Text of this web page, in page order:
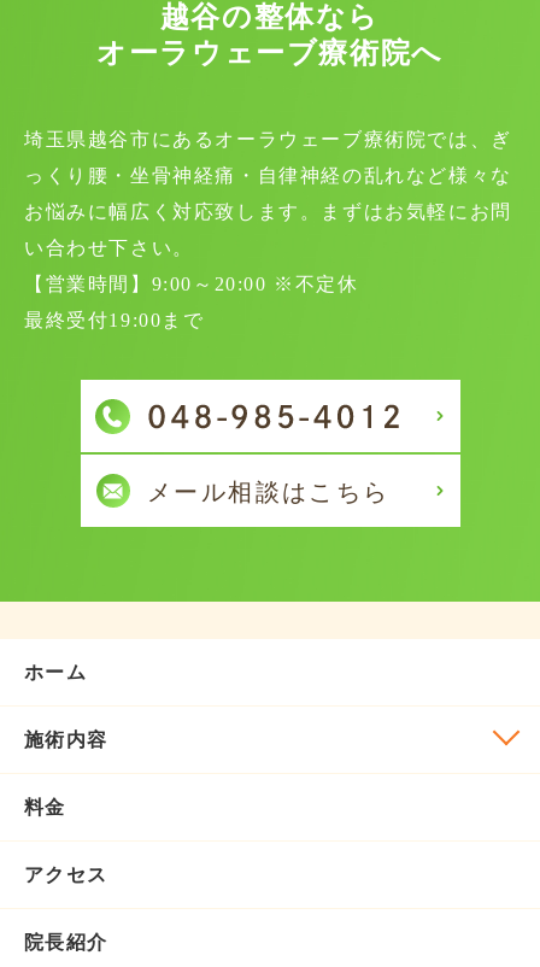
越谷の整体なら
オーラウェーブ療術院へ
埼玉県越谷市にあるオーラウェーブ療術院では、ぎ
っくり腰・坐骨神経痛・自律神経の乱れなど様々な
お悩みに幅広く対応致します。まずはお気軽にお問
い合わせ下さい。
【営業時間】9:00～20:00 ※不定休
最終受付19:00まで
ホーム
施術内容
料金
アクセス
院長紹介